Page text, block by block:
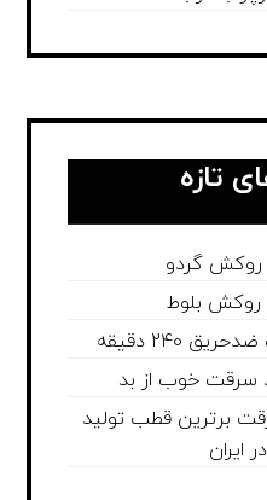
تازه
گردو
بلوط
240 دقیقه
خوب از بد
برترین قطب تولید
ایران